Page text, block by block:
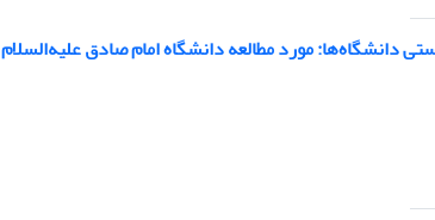
دانشگاه‌ها: مورد مطالعه دانشگاه امام صادق علیه‌السلام